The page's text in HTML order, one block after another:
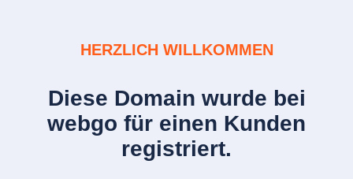
HERZLICH WILLKOMMEN
Diese Domain wurde bei
webgo für einen Kunden
registriert.